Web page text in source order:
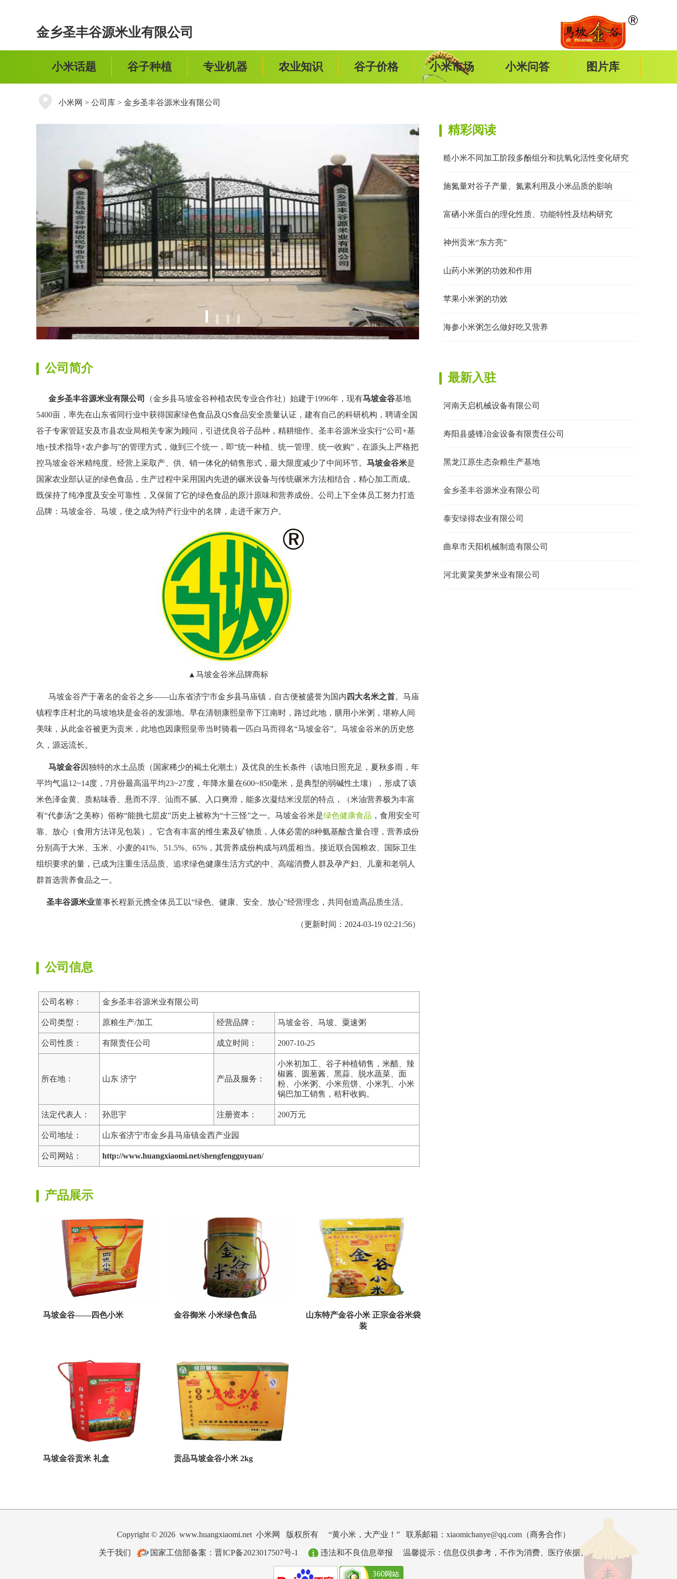
金乡圣丰谷源米业有限公司
小米话题 谷子种植 专业机器 农业知识 谷子价格 小米市场 小米问答 图片库
小米网 > 公司库 > 金乡圣丰谷源米业有限公司
公司简介
金乡圣丰谷源米业有限公司 （金乡县马坡金谷种植农民专业合作社）始建于1996年，现有马坡金谷基地
5400亩，率先在山东省同行业中获得国家绿色食品及QS食品安全质量认证，建有自己的科研机构，聘请全国
谷子专家管廷安及市县农业局相关专家为顾问，引进优良谷子品种，精耕细作。圣丰谷源米业实行“公司+基
地+技术指导+农户参与”的管理方式，做到三个统一，即“统一种植、统一管理、统一收购”，在源头上严格把
控马坡金谷米精纯度。经营上采取产、供、销一体化的销售形式，最大限度减少了中间环节。 马坡金谷米是
国家农业部认证的绿色食品，生产过程中采用国内先进的碾米设备与传统碾米方法相结合，精心加工而成。
既保持了纯净度及安全可靠性，又保留了它的绿色食品的原汁原味和营养成份。公司上下全体员工努力打造
品牌：马坡金谷、马坡，使之成为特产行业中的名牌，走进千家万户。
▲马坡金谷米品牌商标
马坡金谷产于著名的金谷之乡——山东省济宁市金乡县马庙镇，自古便被盛誉为国内 四大名米之首。马庙
镇程李庄村北的马坡地块是金谷的发源地。早在清朝康熙皇帝下江南时，路过此地，膳用小米粥，堪称人间
美味，从此金谷被更为贡米，此地也因康熙皇帝当时骑着一匹白马而得名“马坡金谷”。马坡金谷米的历史悠
久，源远流长。
马坡金谷因独特的水土品质（国家稀少的褐土化潮土）及优良的生长条件（该地日照充足，夏秋多雨，年
平均气温12~14度，7月份最高温平均23~27度，年降水量在600~850毫米，是典型的弱碱性土壤），形成了该
米色泽金黄、质粘味香、悬而不浮、汕而不腻、入口爽滑，能多次凝结米没层的特点，（米油营养极为丰富
有“代参汤”之美称）俗称“能挑七层皮”历史上被称为“十三怪”之一。马坡金谷米是绿色健康食品 ，食用安全可
靠、放心（食用方法详见包装）。它含有丰富的维生素及矿物质，人体必需的8种氨基酸含量合理，营养成份
分别高于大米、玉米、小麦的41%、51.5%、65%，其营养成份构成与鸡蛋相当。接近联合国粮农、国际卫生
组织要求的量，已成为注重生活品质、追求绿色健康生活方式的中、高端消费人群及孕产妇、儿童和老弱人
群首选营养食品之一。
圣丰谷源米业董事长程新元携全体员工以“绿色、健康、安全、放心”经营理念，共同创造高品质生活。
（更新时间：2024-03-19 02:21:56）
公司信息
公司名称： 金乡圣丰谷源米业有限公司
公司类型： 原粮生产/加工 经营品牌： 马坡金谷、马坡、粟速粥
公司性质： 有限责任公司 成立时间： 2007-10-25
所在地： 山东 济宁 产品及服务：
小米初加工、谷子种植销售，米醋、辣
椒酱、圆葱酱、黑蒜、脱水蔬菜、面
粉、小米粥、小米煎饼、小米乳、小米
锅巴加工销售，秸秆收购。
法定代表人： 孙思宇 注册资本： 200万元
公司地址： 山东省济宁市金乡县马庙镇金西产业园
公司网站： http://www.huangxiaomi.net/shengfengguyuan/
产品展示
马坡金谷——四色小米 金谷御米 小米绿色食品
山东特产金谷小米 正宗金谷米袋
装
马坡金谷贡米 礼盒 贡品马坡金谷小米 2kg
精彩阅读
糙小米不同加工阶段多酚组分和抗氧化活性变化研究
施氮量对谷子产量、氮素利用及小米品质的影响
富硒小米蛋白的理化性质、功能特性及结构研究
神州贡米“东方亮”
山药小米粥的功效和作用
苹果小米粥的功效
海参小米粥怎么做好吃又营养
最新入驻
河南天启机械设备有限公司
寿阳县盛锋冶金设备有限责任公司
黑龙江原生态杂粮生产基地
金乡圣丰谷源米业有限公司
泰安绿得农业有限公司
曲阜市天阳机械制造有限公司
河北黄粱美梦米业有限公司
Copyright © 2026 www.huangxiaomi.net 小米网 版权所有 “黄小米，大产业！” 联系邮箱：xiaomichanye@qq.com（商务合作）
关于我们 国家工信部备案：晋ICP备2023017507号-1 违法和不良信息举报 温馨提示：信息仅供参考，不作为消费、医疗依据。